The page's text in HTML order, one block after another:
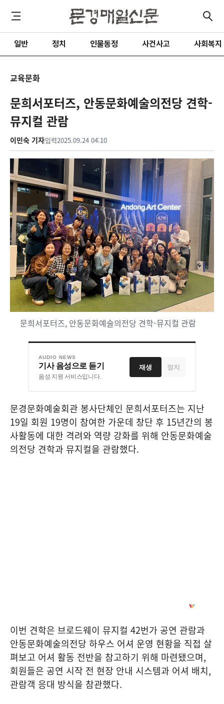
일반 정치 인물동정 사건사고 사회복지
교육문화
문희서포터즈, 안동문화예술의전당 견학-
뮤지컬 관람
이민숙 기자입력2025.09.24 04:10
문희서포터즈, 안동문화예술의전당 견학-뮤지컬 관람
AUDIO NEWS
기사 음성으로 듣기
음성 지원 서비스입니다.
재생 정지
문경문화예술회관 봉사단체인 문희서포터즈는 지난
19일 회원 19명이 참여한 가운데 창단 후 15년간의 봉
사활동에 대한 격려와 역량 강화를 위해 안동문화예술
의전당 견학과 뮤지컬을 관람했다.
이번 견학은 브로드웨이 뮤지컬 42번가 공연 관람과
안동문화예술의전당 하우스 어셔 운영 현황을 직접 살
펴보고 어셔 활동 전반을 참고하기 위해 마련됐으며,
회원들은 공연 시작 전 현장 안내 시스템과 어셔 배치,
관람객 응대 방식을 참관했다.